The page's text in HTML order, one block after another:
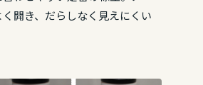
開き、だらしなく見えにくい